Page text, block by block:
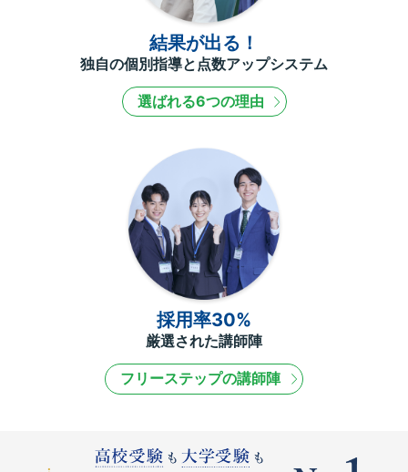
結果が出る！
独自の個別指導と点数アップシステム
選ばれる6つの理由
採用率30%
厳選された講師陣
フリーステップの講師陣